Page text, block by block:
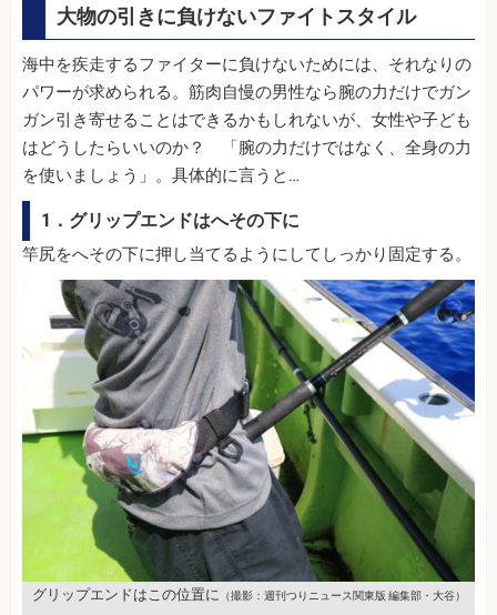
大物の引きに負けないファイトスタイル
海中を疾走するファイターに負けないためには、それなりの
パワーが求められる。筋肉自慢の男性なら腕の力だけでガン
ガン引き寄せることはできるかもしれないが、女性や子ども
はどうしたらいいのか？ 「腕の力だけではなく、全身の力
を使いましょう」。具体的に言うと…
1．グリップエンドはへその下に
竿尻をへその下に押し当てるようにしてしっかり固定する。
グリップエンドはこの位置に （撮影：週刊つりニュース関東版 編集部・大谷）